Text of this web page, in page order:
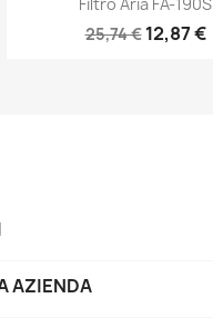
Filtro Aria FA-190S
25,74 € 12,87 €
AZIENDA